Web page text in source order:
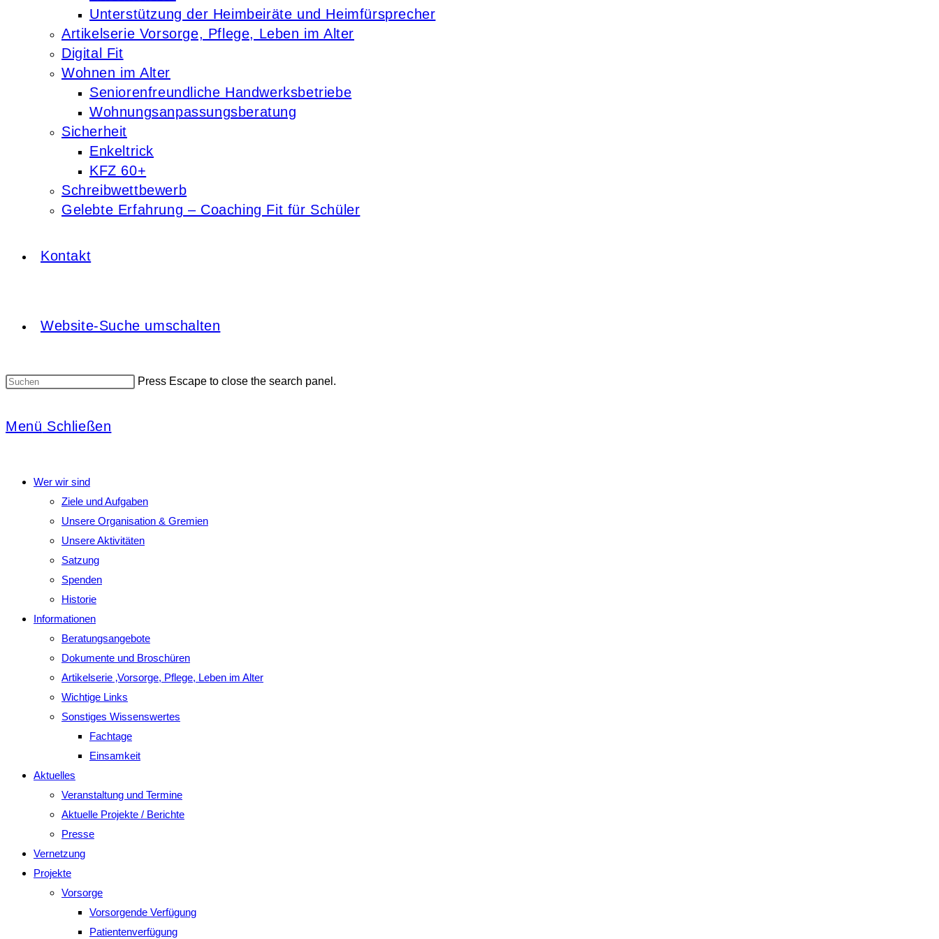
Unterstützung der Heimbeiräte und Heimfürsprecher
Artikelserie Vorsorge, Pflege, Leben im Alter
Digital Fit
Wohnen im Alter
Seniorenfreundliche Handwerksbetriebe
Wohnungsanpassungsberatung
Sicherheit
Enkeltrick
KFZ 60+
Schreibwettbewerb
Gelebte Erfahrung – Coaching Fit für Schüler
Kontakt
Website-Suche umschalten
Press Escape to close the search panel.
Menü Schließen
Wer wir sind
Ziele und Aufgaben
Unsere Organisation & Gremien
Unsere Aktivitäten
Satzung
Spenden
Historie
Informationen
Beratungsangebote
Dokumente und Broschüren
Artikelserie ‚Vorsorge, Pflege, Leben im Alter
Wichtige Links
Sonstiges Wissenswertes
Fachtage
Einsamkeit
Aktuelles
Veranstaltung und Termine
Aktuelle Projekte / Berichte
Presse
Vernetzung
Projekte
Vorsorge
Vorsorgende Verfügung
Patientenverfügung